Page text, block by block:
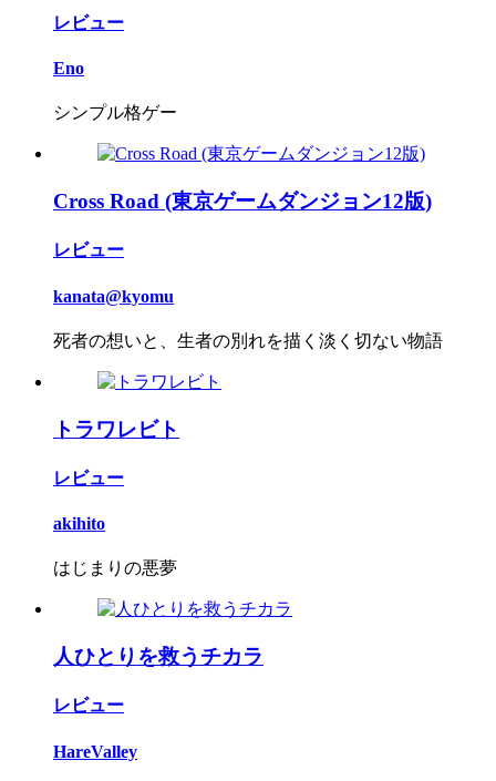
レビュー
Eno
シンプル格ゲー
Cross Road (東京ゲームダンジョン12版)
レビュー
kanata@kyomu
死者の想いと、生者の別れを描く淡く切ない物語
トラワレビト
レビュー
akihito
はじまりの悪夢
人ひとりを救うチカラ
レビュー
HareValley